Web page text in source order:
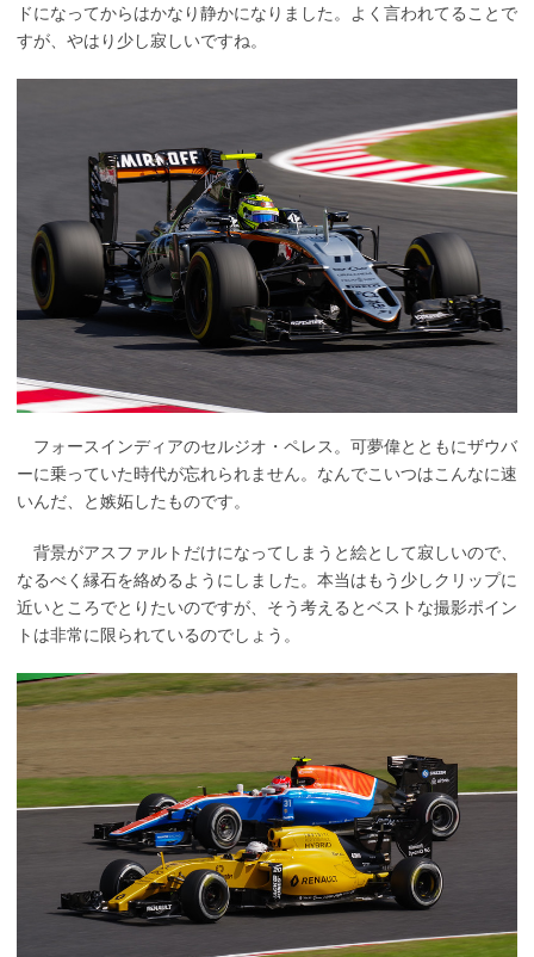
ドになってからはかなり静かになりました。よく言われてることで
すが、やはり少し寂しいですね。
フォースインディアのセルジオ・ペレス。可夢偉とともにザウバ
ーに乗っていた時代が忘れられません。なんでこいつはこんなに速
いんだ、と嫉妬したものです。
背景がアスファルトだけになってしまうと絵として寂しいので、
なるべく縁石を絡めるようにしました。本当はもう少しクリップに
近いところでとりたいのですが、そう考えるとベストな撮影ポイン
トは非常に限られているのでしょう。